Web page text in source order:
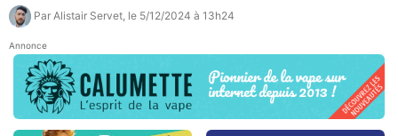
Par Alistair Servet , le 5/12/2024 à 13h24
Annonce